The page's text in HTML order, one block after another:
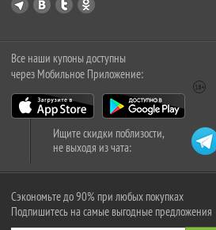
Все наши купоны доступны
через Мобильное Приложение:
Ищите скидки поблизости,
не выходя из чата:
Сэкономьте до 90% при любых покупках
Подпишитесь на самые выгодные предложения